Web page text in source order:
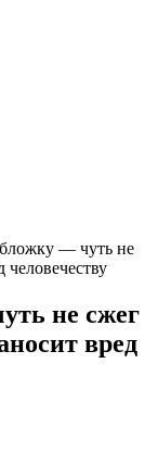
— чуть не
не сжег
вред